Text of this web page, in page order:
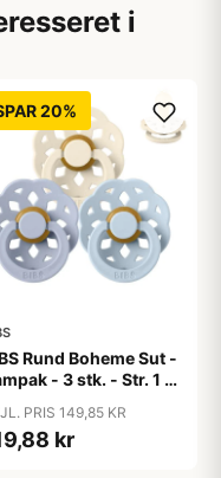
i
20%
Rund Boheme Sut -
- 3 stk. - Str. 1 -
PRIS 149,85 KR
kr